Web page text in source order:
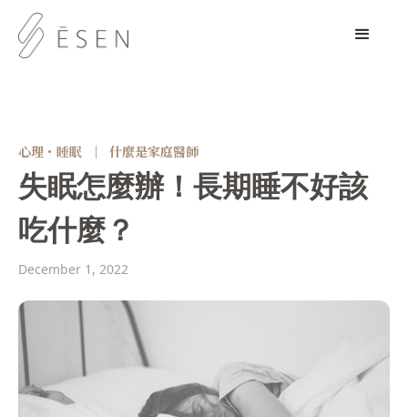
心理・睡眠 ｜ 什麼是家庭醫師
失眠怎麼辦！長期睡不好該
吃什麼？
December 1, 2022